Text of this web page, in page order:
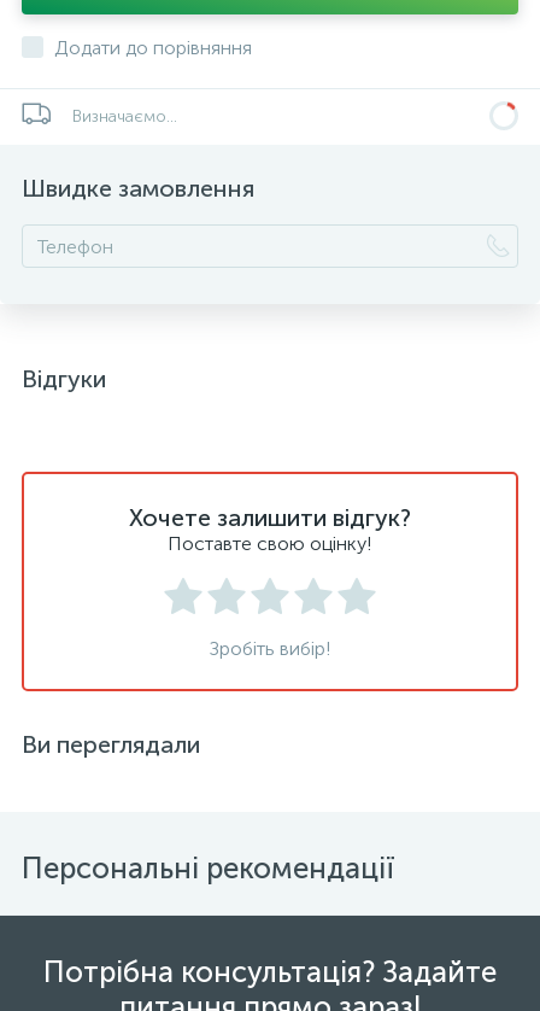
Додати до порівняння
Визначаємо...
Швидке замовлення
Відгуки
Хочете залишити відгук?
Поставте свою оцінку!
Зробіть вибір!
Ви переглядали
Персональні рекомендації
Потрібна консультація? Задайте